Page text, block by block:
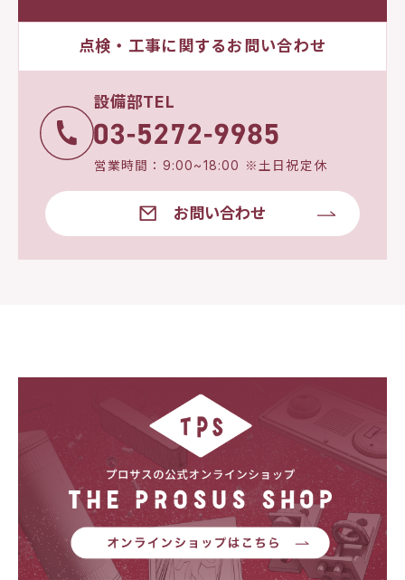
点検・工事に関するお問い合わせ
設備部TEL
営業時間：9:00~18:00 ※土日祝定休
お問い合わせ